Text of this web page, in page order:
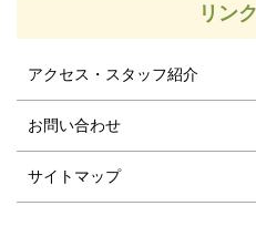
リン
アクセス・スタッフ紹介
お問い合わせ
サイトマップ